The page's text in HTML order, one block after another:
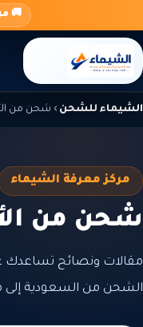
المحتوى
🚚
الشيماء للشحن › شحن من
مركز معرفة الشيماء
شحن من
مقالات ونصائح
الشحن من السعودية